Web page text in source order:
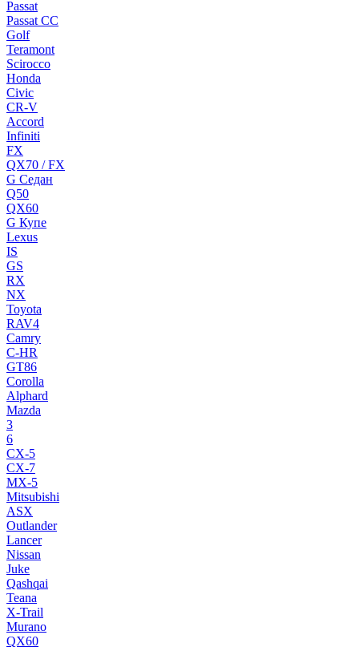
Passat
Passat CC
Golf
Teramont
Scirocco
Honda
Civic
CR-V
Accord
Infiniti
FX
QX70 / FX
G Cедан
Q50
QX60
G Купе
Lexus
IS
GS
RX
NX
Toyota
RAV4
Camry
C-HR
GT86
Corolla
Alphard
Mazda
3
6
CX-5
CX-7
MX-5
Mitsubishi
ASX
Outlander
Lancer
Nissan
Juke
Qashqai
Teana
X-Trail
Murano
QX60